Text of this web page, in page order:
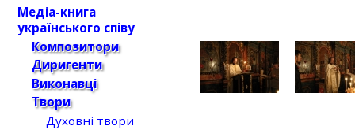
Медіа-книга
українського співу
Композитори
Диригенти
Виконавці
Твори
Духовні твори